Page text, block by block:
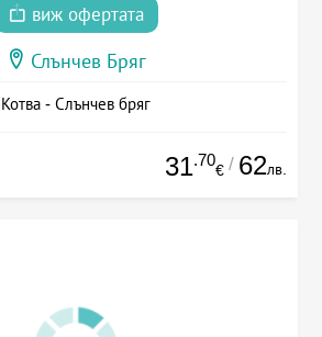
виж офертата
Слънчев Бряг
Котва - Слънчев бряг
31.70
€ / 62лв.